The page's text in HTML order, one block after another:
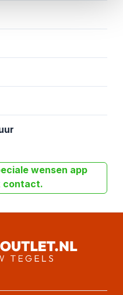
wensen app
contact.